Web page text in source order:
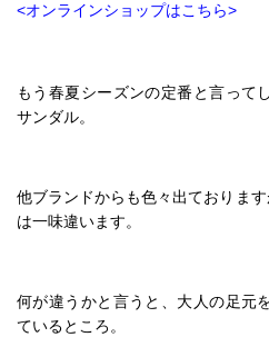
<オンラインショップはこちら>
もう春夏シーズンの定番と言って
サンダル。
他ブランドからも色々出ておりま
は一味違います。
何が違うかと言うと、大人の足元
ているところ。